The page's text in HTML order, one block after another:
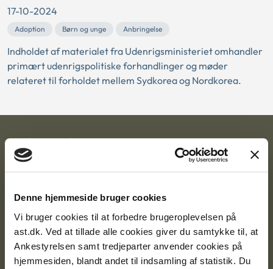
Denne hjemmeside bruger cookies
Vi bruger cookies til at forbedre brugeroplevelsen på
ast.dk. Ved at tillade alle cookies giver du samtykke til, at
Ankestyrelsen samt tredjeparter anvender cookies på
hjemmesiden, blandt andet til indsamling af statistik. Du
17-10-2024
Adoption Børn og unge Anbringelse
Indholdet af materialet fra Udenrigsministeriet omhandler
primært udenrigspolitiske forhandlinger og møder
relateret til forholdet mellem Sydkorea og Nordkorea.
Ankestyrelsen
Nytorv 7, 2. sal
Ankestyrelsen Aalborg